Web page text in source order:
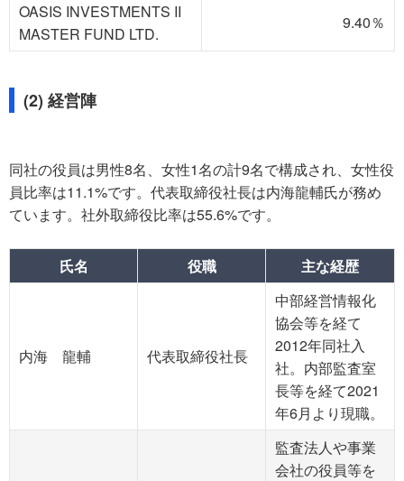
OASIS INVESTMENTS II
MASTER FUND LTD.
9.40％
(2) 経営陣
同社の役員は男性8名、女性1名の計9名で構成され、女性役
員比率は11.1%です。代表取締役社長は内海龍輔氏が務め
ています。社外取締役比率は55.6%です。
氏名 役職 主な経歴
内海 龍輔 代表取締役社長
中部経営情報化
協会等を経て
2012年同社入
社。内部監査室
長等を経て2021
年6月より現職。
監査法人や事業
会社の役員等を